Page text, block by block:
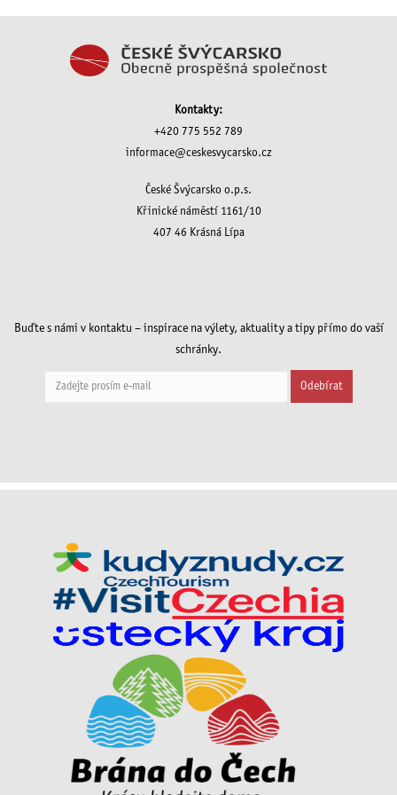
Kontakty:
+420 775 552 789
informace@ceskesvycarsko.cz
České Švýcarsko o.p.s.
Křinické náměstí 1161/10
407 46 Krásná Lípa
Buďte s námi v kontaktu – inspirace na výlety, aktuality a tipy přímo do vaší
schránky.
Odebírat